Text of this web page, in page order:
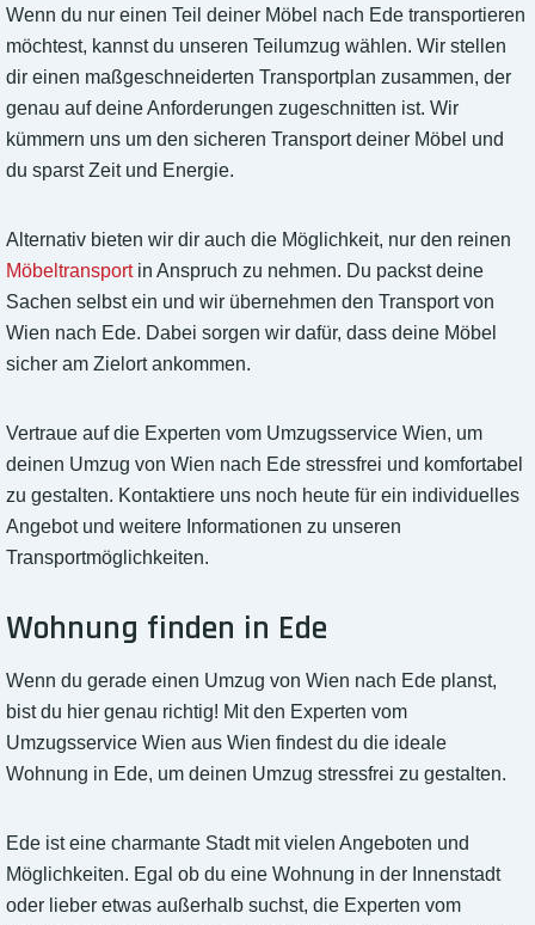
Wenn du nur einen Teil deiner Möbel nach Ede transportieren
möchtest, kannst du unseren Teilumzug wählen. Wir stellen
dir einen maßgeschneiderten Transportplan zusammen, der
genau auf deine Anforderungen zugeschnitten ist. Wir
kümmern uns um den sicheren Transport deiner Möbel und
du sparst Zeit und Energie.
Alternativ bieten wir dir auch die Möglichkeit, nur den reinen
Möbeltransportin Anspruch zu nehmen. Du packst deine
Sachen selbst ein und wir übernehmen den Transport von
Wien nach Ede. Dabei sorgen wir dafür, dass deine Möbel
sicher am Zielort ankommen.
Vertraue auf die Experten vom Umzugsservice Wien, um
deinen Umzug von Wien nach Ede stressfrei und komfortabel
zu gestalten. Kontaktiere uns noch heute für ein individuelles
Angebot und weitere Informationen zu unseren
Transportmöglichkeiten.
Wohnung finden in Ede
Wenn du gerade einen Umzug von Wien nach Ede planst,
bist du hier genau richtig! Mit den Experten vom
Umzugsservice Wien aus Wien findest du die ideale
Wohnung in Ede, um deinen Umzug stressfrei zu gestalten.
Ede ist eine charmante Stadt mit vielen Angeboten und
Möglichkeiten. Egal ob du eine Wohnung in der Innenstadt
oder lieber etwas außerhalb suchst, die Experten vom